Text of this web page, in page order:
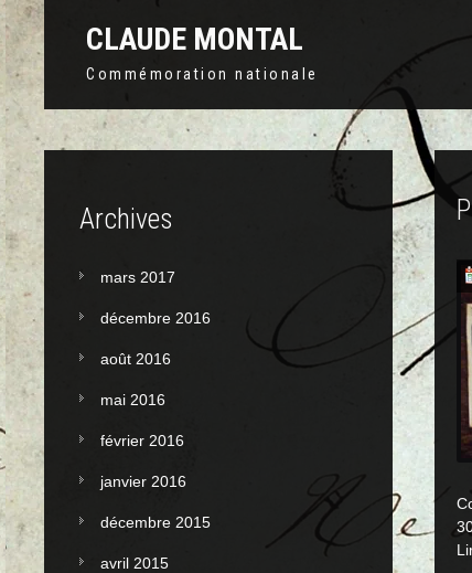
CLAUDE MONTAL
Commémoration nationale
Archives
mars 2017
décembre 2016
août 2016
mai 2016
février 2016
janvier 2016
décembre 2015
avril 2015